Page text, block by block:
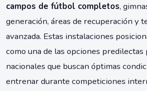
campos de fútbol completos,
generación, áreas de recuperación y
avanzada. Estas instalaciones
como una de las opciones predilectas
nacionales que buscan óptimas
entrenar durante competiciones